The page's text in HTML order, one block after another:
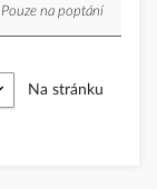
Pouze na poptání
Na stránku